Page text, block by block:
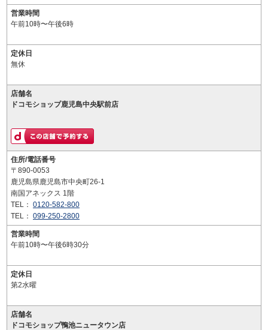
営業時間
午前10時〜午後6時
定休日
無休
店舗名
ドコモショップ鹿児島中央駅前店
住所/電話番号
〒890-0053
鹿児島県鹿児島市中央町26-1
南国アネックス 1階
TEL： 0120-582-800
TEL： 099-250-2800
営業時間
午前10時〜午後6時30分
定休日
第2水曜
店舗名
ドコモショップ鴨池ニュータウン店